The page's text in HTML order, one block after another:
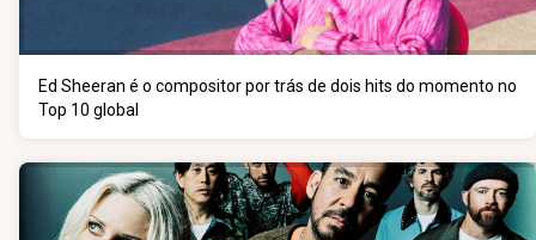
Ed Sheeran é o compositor por trás de dois hits do momento no
Top 10 global